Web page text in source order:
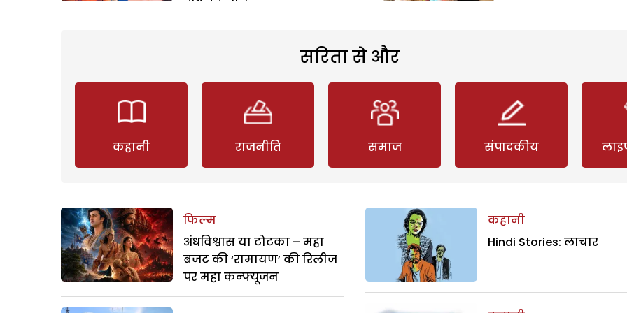
सरिता से और
कहानी राजनीति समाज संपादकीय
फिल्म
अंधविश्वास या टोटका – महा
बजट की ‘रामायण’ की रिलीज
पर महा कन्फ्यूजन
कहानी
Hindi Stories: लाचार